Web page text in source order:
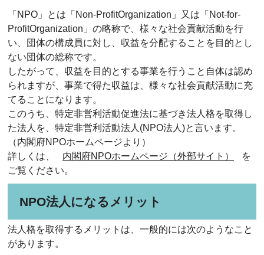
「NPO」とは「Non-ProfitOrganization」又は「Not-for-
ProfitOrganization」の略称で、様々な社会貢献活動を行
い、団体の構成員に対し、収益を分配することを目的とし
ない団体の総称です。
したがって、収益を目的とする事業を行うこと自体は認め
られますが、事業で得た収益は、様々な社会貢献活動に充
てることになります。
このうち、特定非営利活動促進法に基づき法人格を取得し
た法人を、特定非営利活動法人(NPO法人)と言います。
（内閣府NPOホームページより）
詳しくは、
内閣府NPOホームページ（外部サイト）
を
ご覧ください。
NPO法人になるメリット
法人格を取得するメリットは、一般的には次のようなこと
があります。